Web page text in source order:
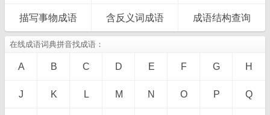
描写事物成语 含反义词成语 成语结构查询
在线成语词典拼音找成语：
A B C D E F G H
J K L M N O P Q